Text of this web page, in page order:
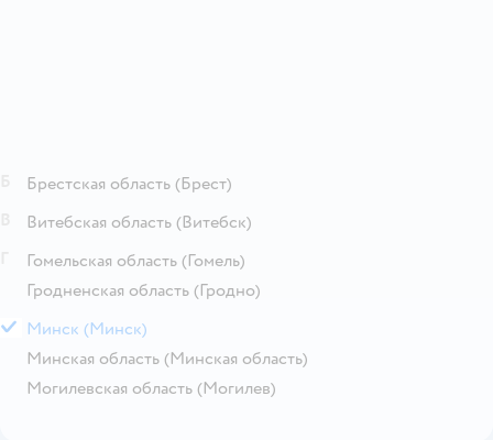
Брестская область (Брест)
Витебская область (Витебск)
Гомельская область (Гомель)
Гродненская область (Гродно)
М Минск (Минск)
Минская область (Минская область)
Могилевская область (Могилев)